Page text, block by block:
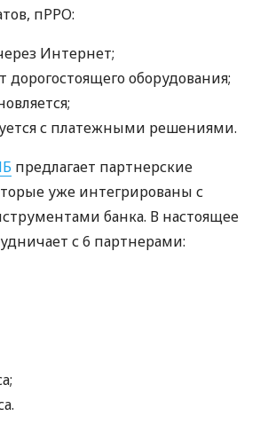
пРРО:
Интернет;
дорогостоящего оборудования;
с платежными решениями.
предлагает партнерские
уже интегрированы с
банка. В настоящее
с 6 партнерами: